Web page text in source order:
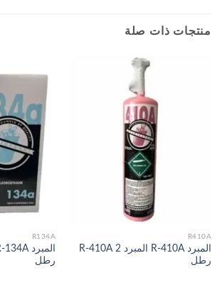
منتجات ذات صلة
R410A
المبرد R-410A المبرد R-410A 2
رطل
R134A
رطل